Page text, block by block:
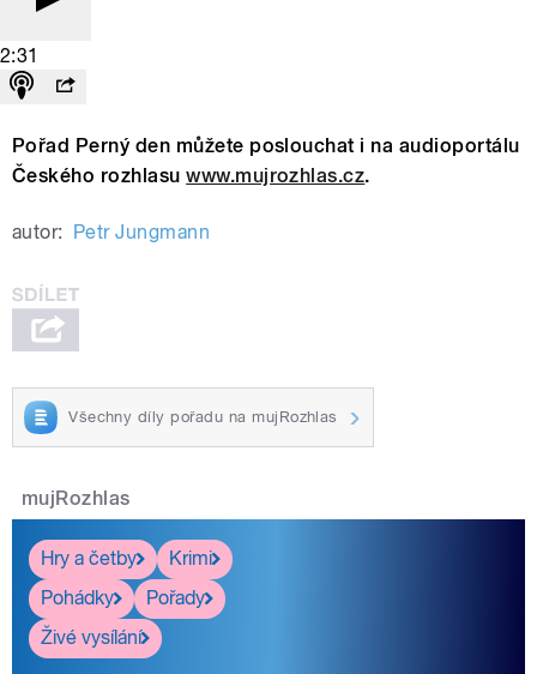
2:31
Pořad Perný den můžete poslouchat i na audioportálu
Českého rozhlasuwww.mujrozhlas.cz.
autor: Petr Jungmann
Všechny díly pořadu na mujRozhlas
mujRozhlas
Hry a četby
Krimi
Pohádky
Pořady
Živé vysílání